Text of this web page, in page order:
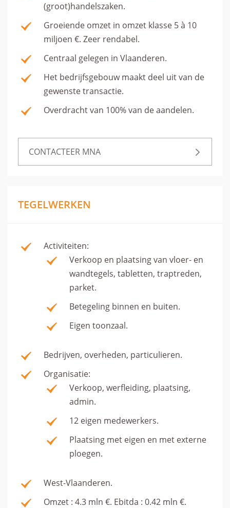
(groot)handelszaken.
Groeiende omzet in omzet klasse 5 à 10
miljoen €. Zeer rendabel.
Centraal gelegen in Vlaanderen.
Het bedrijfsgebouw maakt deel uit van de
gewenste transactie.
Overdracht van 100% van de aandelen.
CONTACTEER MNA
TEGELWERKEN
Activiteiten:
Verkoop en plaatsing van vloer- en
wandtegels, tabletten, traptreden,
parket.
Betegeling binnen en buiten.
Eigen toonzaal.
Bedrijven, overheden, particulieren.
Organisatie:
Verkoop, werfleiding, plaatsing,
admin.
12 eigen medewerkers.
Plaatsing met eigen en met externe
ploegen.
West-Vlaanderen.
Omzet : 4.3 mln €. Ebitda : 0.42 mln €.